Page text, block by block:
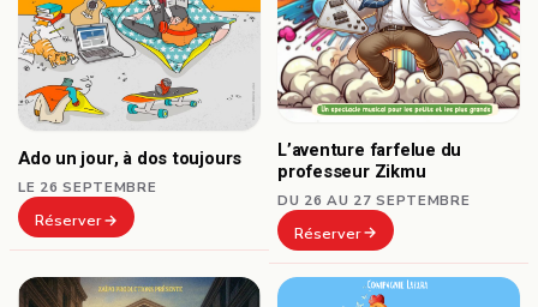
Ado un jour, à dos toujours
LE 26 SEPTEMBRE
Réserver
L’aventure farfelue du
professeur Zikmu
DU 26 AU 27 SEPTEMBRE
Réserver